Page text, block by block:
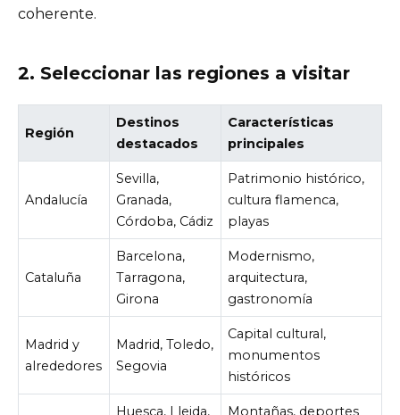
coherente.
2. Seleccionar las regiones a visitar
Región
Destinos
destacados
Características
principales
Andalucía
Sevilla,
Granada,
Córdoba, Cádiz
Patrimonio histórico,
cultura flamenca,
playas
Cataluña
Barcelona,
Tarragona,
Girona
Modernismo,
arquitectura,
gastronomía
Madrid y
alrededores
Madrid, Toledo,
Segovia
Capital cultural,
monumentos
históricos
Huesca, Lleida, Montañas, deportes